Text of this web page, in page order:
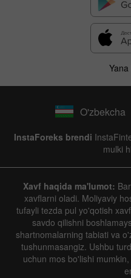
O'zbekcha
InstaForeks brendi
mulki
Xavf haqida ma'lumot:
xavflarni oladi. Moliyaviy
tufayli tezda pul yo'qotish
savdo qilishni
shartnomalarning tabiati va
tushunmasangiz. Ushbu
uchun mos bo'lishi